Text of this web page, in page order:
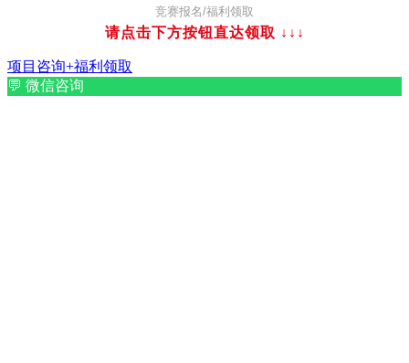
竞赛报名/福利领取
请点击下方按钮直达领取 ↓↓↓
项目咨询+福利领取
💬 微信咨询